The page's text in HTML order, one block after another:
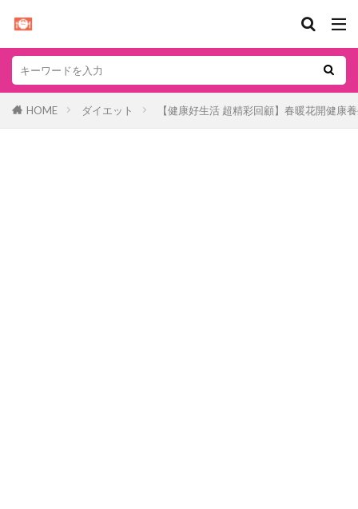
HOME ダイエット 【健康好生活 超精彩回顧】春暖花開健康